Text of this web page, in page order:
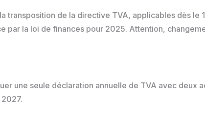
transposition de la directive TVA, applicables dès le
par la loi de finances pour 2025. Attention,
une seule déclaration annuelle de TVA avec deux